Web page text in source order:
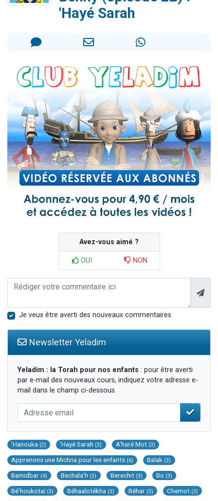
Il reste 49 places pour étudier en groupe sur Zoom
Ariel vient de donner son Maasser
4 personnes viennent de nous rejoindre sur WhatsApp
'Hayé Sarah
Avez-vous aimé ?
OUI NON
Je veux être averti des nouveaux commentaires
Newsletter Yeladim
Yeladim : la Torah pour nos enfants : pour être averti
par e-mail des nouveaux cours, indiquez votre adresse e-
mail dans le champ ci-dessous.
'Hanouka (2) 'Hayé Sarah (3) A'haré Mot (3)
Apprenons une Michna pour les enfants (6) Balak (3)
Bamidbar (4) Bechala'h (3) Berechit (3) Bo (3)
Bé'houkotaï (3) Béhaalotékha (3) Béhar (3) Chemot (3)